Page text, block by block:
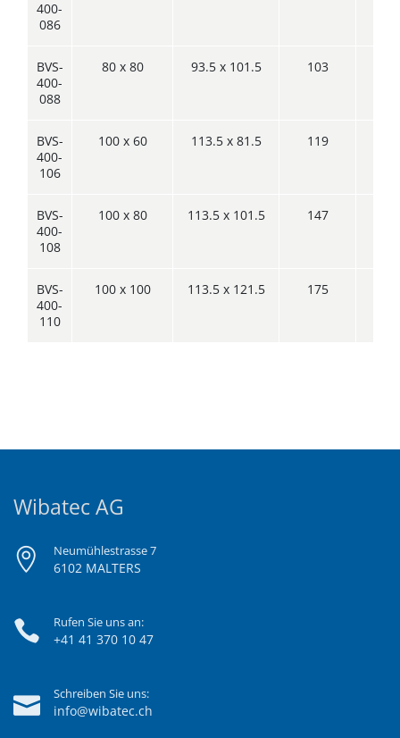
400-
086
BVS-
400-
088
80 x 80 93.5 x 101.5 103
BVS-
400-
106
100 x 60 113.5 x 81.5 119
BVS-
400-
108
100 x 80 113.5 x 101.5 147
BVS-
400-
110
100 x 100 113.5 x 121.5 175
Wibatec AG
Neumühlestrasse 7
6102 MALTERS
Rufen Sie uns an:
+41 41 370 10 47
Schreiben Sie uns:
info@wibatec.ch